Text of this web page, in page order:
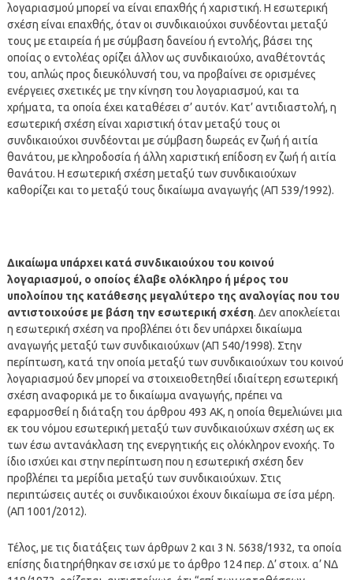
λογαριασμού μπορεί να είναι επαχθής ή χαριστική. Η εσωτερική
σχέση είναι επαχθής, όταν οι συνδικαιούχοι συνδέονται μεταξύ
τους με εταιρεία ή με σύμβαση δανείου ή εντολής, βάσει της
οποίας ο εντολέας ορίζει άλλον ως συνδικαιούχο, αναθέτοντάς
του, απλώς προς διευκόλυνσή του, να προβαίνει σε ορισμένες
ενέργειες σχετικές με την κίνηση του λογαριασμού, και τα
χρήματα, τα οποία έχει καταθέσει σ’ αυτόν. Κατ’ αντιδιαστολή, η
εσωτερική σχέση είναι χαριστική όταν μεταξύ τους οι
συνδικαιούχοι συνδέονται με σύμβαση δωρεάς εν ζωή ή αιτία
θανάτου, με κληροδοσία ή άλλη χαριστική επίδοση εν ζωή ή αιτία
θανάτου. Η εσωτερική σχέση μεταξύ των συνδικαιούχων
καθορίζει και το μεταξύ τους δικαίωμα αναγωγής (ΑΠ 539/1992).
Δικαίωμα υπάρχει κατά συνδικαιούχου του κοινού
λογαριασμού, ο οποίος έλαβε ολόκληρο ή μέρος του
υπολοίπου της κατάθεσης μεγαλύτερο της αναλογίας που του
αντιστοιχούσε με βάση την εσωτερική σχέση. Δεν αποκλείεται
η εσωτερική σχέση να προβλέπει ότι δεν υπάρχει δικαίωμα
αναγωγής μεταξύ των συνδικαιούχων (ΑΠ 540/1998). Στην
περίπτωση, κατά την οποία μεταξύ των συνδικαιούχων του κοινού
λογαριασμού δεν μπορεί να στοιχειοθετηθεί ιδιαίτερη εσωτερική
σχέση αναφορικά με το δικαίωμα αναγωγής, πρέπει να
εφαρμοσθεί η διάταξη του άρθρου 493 ΑΚ, η οποία θεμελιώνει μια
εκ του νόμου εσωτερική μεταξύ των συνδικαιούχων σχέση ως εκ
των έσω αντανάκλαση της ενεργητικής εις ολόκληρον ενοχής. Το
ίδιο ισχύει και στην περίπτωση που η εσωτερική σχέση δεν
προβλέπει τα μερίδια μεταξύ των συνδικαιούχων. Στις
περιπτώσεις αυτές οι συνδικαιούχοι έχουν δικαίωμα σε ίσα μέρη.
(ΑΠ 1001/2012).
Τέλος, με τις διατάξεις των άρθρων 2 και 3 Ν. 5638/1932, τα οποία
επίσης διατηρήθηκαν σε ισχύ με το άρθρο 124 περ. Δ’ στοιχ. α’ ΝΔ